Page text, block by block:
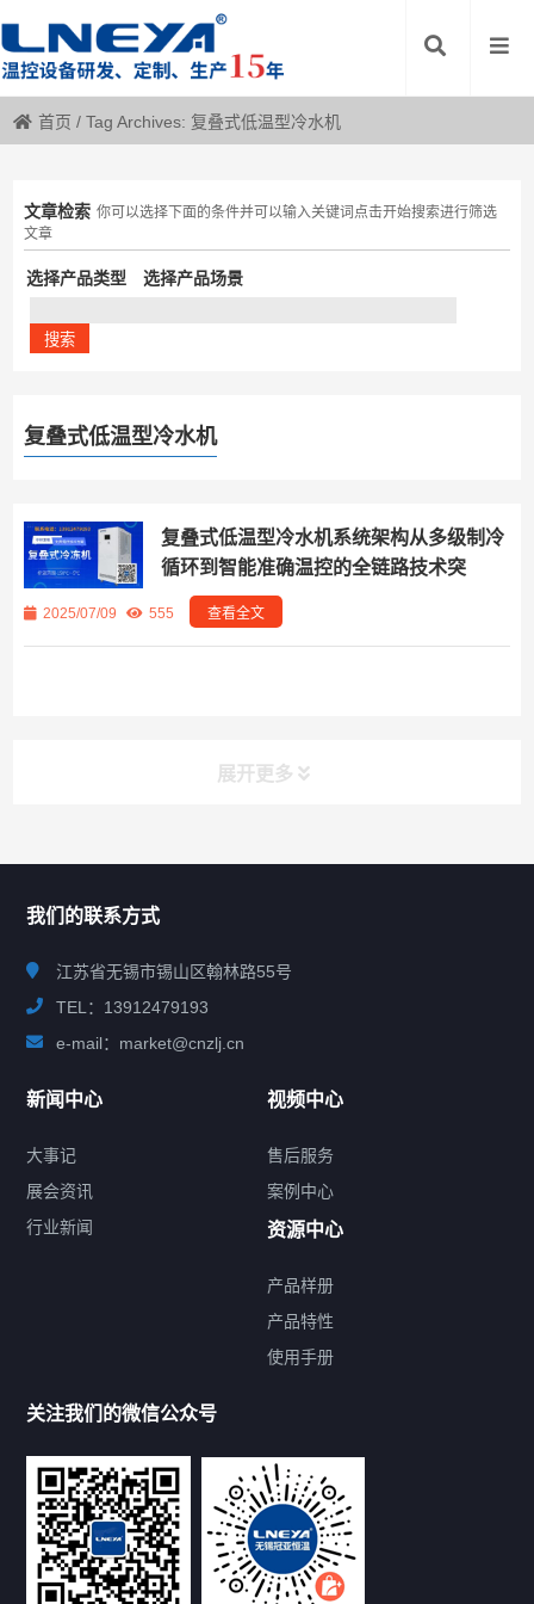
首页 /Tag Archives: 复叠式低温型冷水机
文章检索 你可以选择下面的条件并可以输入关键词点击开始搜索进行筛选
文章
选择产品类型 选择产品场景
复叠式低温型冷水机
复叠式低温型冷水机系统架构从多级制冷
循环到智能准确温控的全链路技术突
2025/07/09 555 查看全文
展开更多
提交您的需求，免费获取产品资料
--亦可拨打我们的24小时服务咨询热线--
13912479193
我们的联系方式
江苏省无锡市锡山区翰林路55号
TEL：13912479193
e-mail：market@cnzlj.cn
新闻中心
大事记
展会资讯
行业新闻
视频中心
售后服务
案例中心
资源中心
产品样册
产品特性
使用手册
关注我们的微信公众号